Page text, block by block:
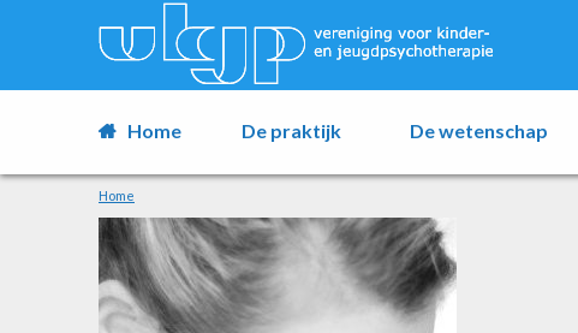
Home De praktijk De wetenschap
Home